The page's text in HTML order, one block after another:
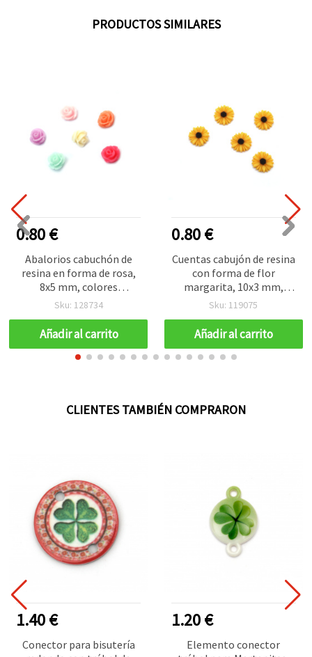
PRODUCTOS SIMILARES
0.80 €
Abalorios cabuchón de
resina en forma de rosa,
8x5 mm, colores
mezclados - 20 piezas
Sku: 128734
Añadir al carrito
0.80 €
Cuentas cabujón de resina
con forma de flor
margarita, 10x3 mm,
amarillo, 20 uds
Sku: 119075
Añadir al carrito
CLIENTES TAMBIÉN COMPRARON
1.40 €
Conector para bisutería
1.20 €
Elemento conector